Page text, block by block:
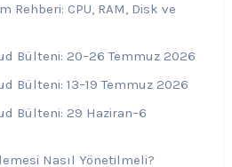
Rehberi: CPU, RAM, Disk ve
Bülteni: 20–26 Temmuz 2026
Bülteni: 13–19 Temmuz 2026
Bülteni: 29 Haziran–6
Nasıl Yönetilmeli?